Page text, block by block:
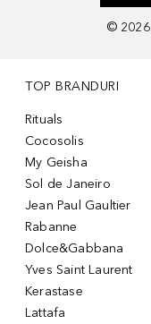
© 2026
TOP BRANDURI
Rituals
Cocosolis
My Geisha
Sol de Janeiro
Jean Paul Gaultier
Rabanne
Dolce&Gabbana
Yves Saint Laurent
Kerastase
Lattafa